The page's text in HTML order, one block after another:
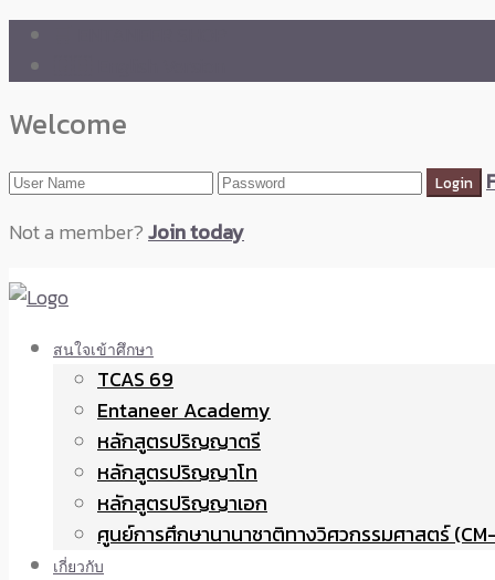
Welcome
Not a member?Join today
สนใจเข้าศึกษา
TCAS 69
Entaneer Academy
หลักสูตรปริญญาตรี
หลักสูตรปริญญาโท
หลักสูตรปริญญาเอก
ศูนย์การศึกษานานาชาติทางวิศวกรรมศาสตร์
เกี่ยวกับ